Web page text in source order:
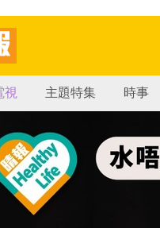
視 主題特集 時事